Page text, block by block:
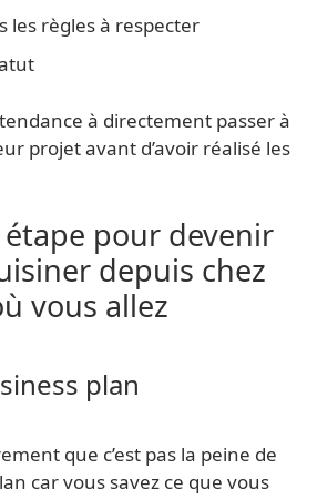
les règles à respecter
à directement passer à
projet avant d’avoir réalisé les
pour devenir
depuis chez
vous allez
plan
que c’est pas la peine de
car vous savez ce que vous